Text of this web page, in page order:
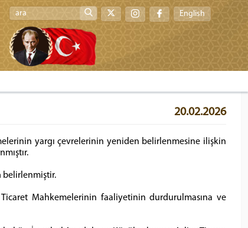
English
20.02.2026
yargı çevrelerinin yeniden belirlenmesine ilişkin
belirlenmiştir.
Mahkemelerinin faaliyetinin durdurulmasına ve